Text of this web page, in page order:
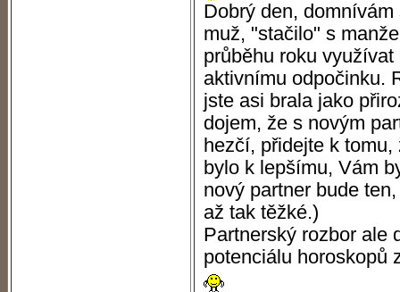
Dobrý den,
muž, "stačilo" s
průběhu roku
aktivnímu odpočinku.
jste asi brala jako
dojem, že s novým
hezčí, přidejte k
bylo k lepšímu, Vám
nový partner bude
až tak těžké.)
Partnerský rozbor ale
potenciálu horoskopů